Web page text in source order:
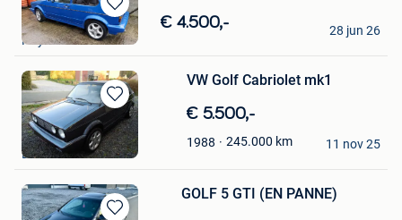
Bewaren
in
Favorieten
€ 4.500,-
Baudrin Paul
Huy
28 jun 26
Bewaren
in
Mijn
Favorieten
VW Golf Cabriolet mk1
€ 5.500,-
1988 245.000 km
wafwaf
Burdinne
11 nov 25
GOLF 5 GTI (EN PANNE)